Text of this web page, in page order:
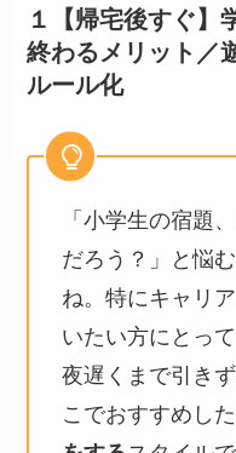
１【帰宅後すぐ】
終わるメリット／
ルール化
「小学生の宿題
だろう？」と悩
ね。特にキャリ
いたい方にとっ
夜遅くまで引き
こでおすすめし